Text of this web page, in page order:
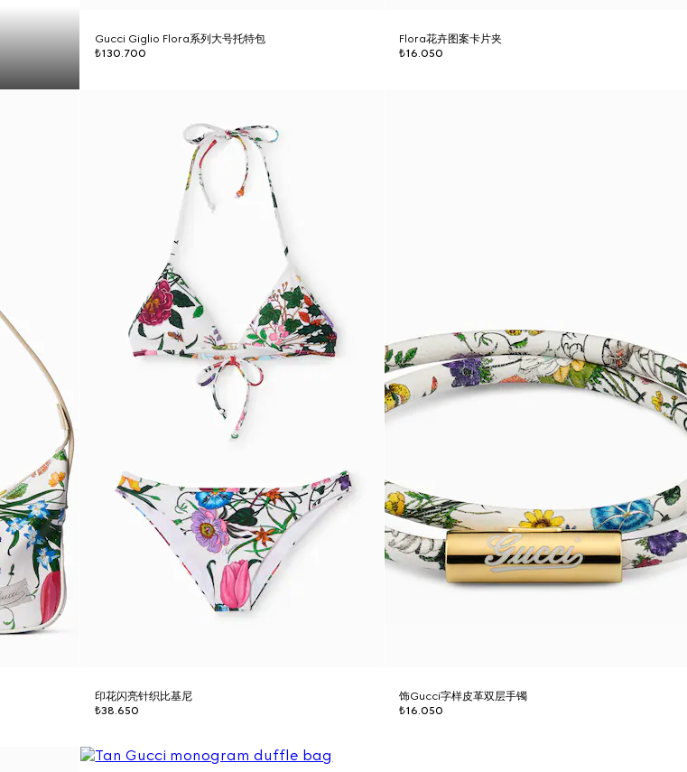
Gucci Giglio Flora系列大号托特包
₺130.700
Flora花卉图案卡片夹
₺16.050
印花闪亮针织比基尼
₺38.650
饰Gucci字样皮革双层手镯
₺16.050